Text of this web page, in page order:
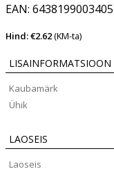
EAN: 6438199003405
Hind: €2.62(KM-ta)
LISAINFORMATSIOON
Kaubamärk
Ühik
LAOSEIS
Laoseis